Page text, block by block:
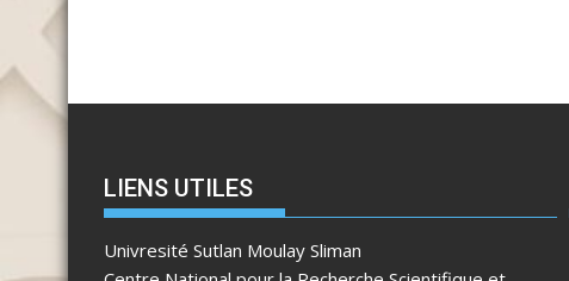
LIENS UTILES
Univresité Sutlan Moulay Sliman